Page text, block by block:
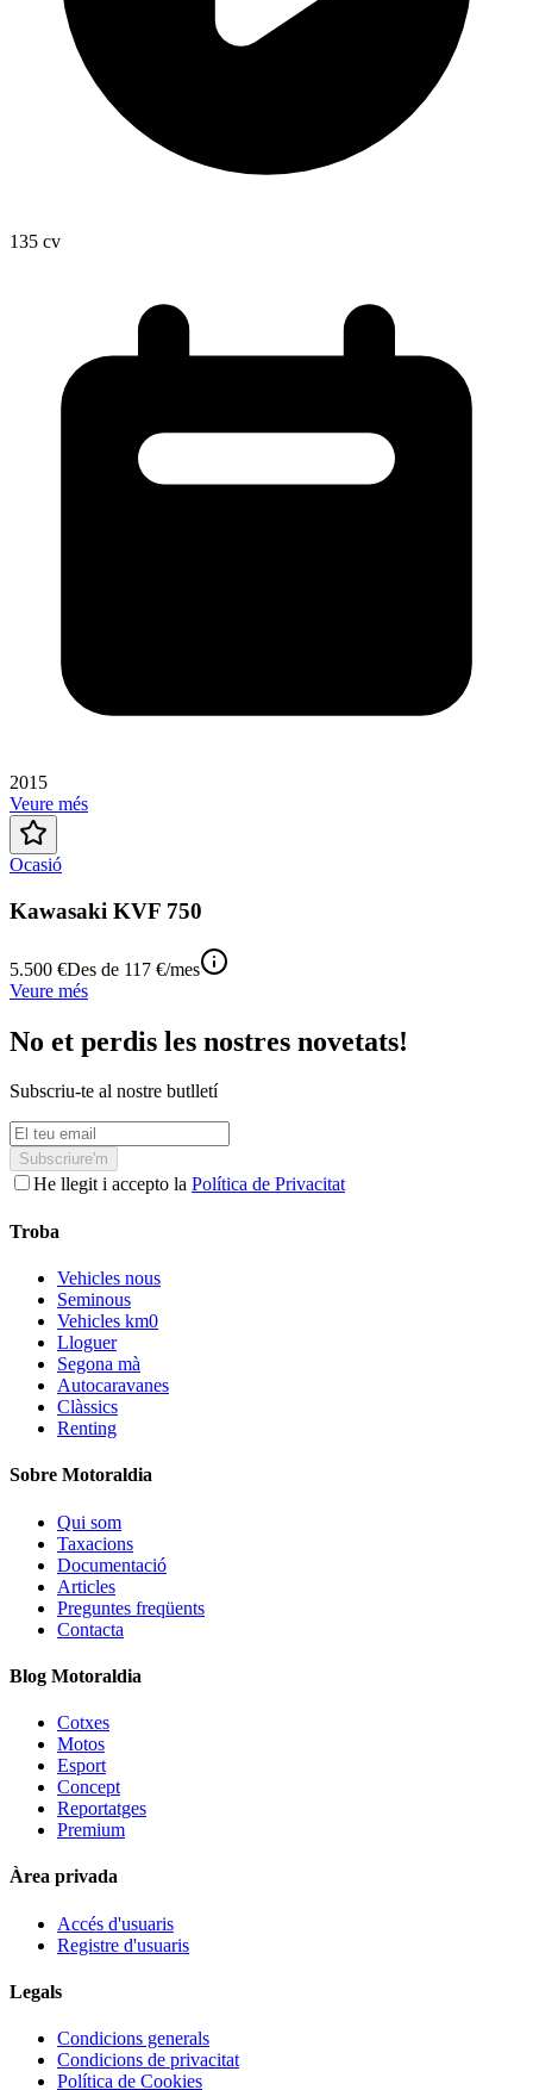
135 cv
2015
Veure més
Ocasió
Kawasaki KVF 750
5.500 €Des de 117 €/mes
Veure més
No et perdis les nostres novetats!
Subscriu-te al nostre butlletí
Subscriure'm
He llegit i accepto la Política de Privacitat
Troba
Vehicles nous
Seminous
Vehicles km0
Lloguer
Segona mà
Autocaravanes
Clàssics
Renting
Sobre Motoraldia
Qui som
Taxacions
Documentació
Articles
Preguntes freqüents
Contacta
Blog Motoraldia
Cotxes
Motos
Esport
Concept
Reportatges
Premium
Àrea privada
Accés d'usuaris
Registre d'usuaris
Legals
Condicions generals
Condicions de privacitat
Política de Cookies